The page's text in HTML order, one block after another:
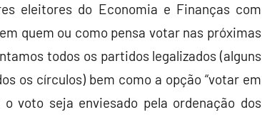
eleitores do Economia e Finanças com
quem ou como pensa votar nas próximas
todos os partidos legalizados (alguns
os círculos) bem como a opção “votar em
voto seja enviesado pela ordenação dos